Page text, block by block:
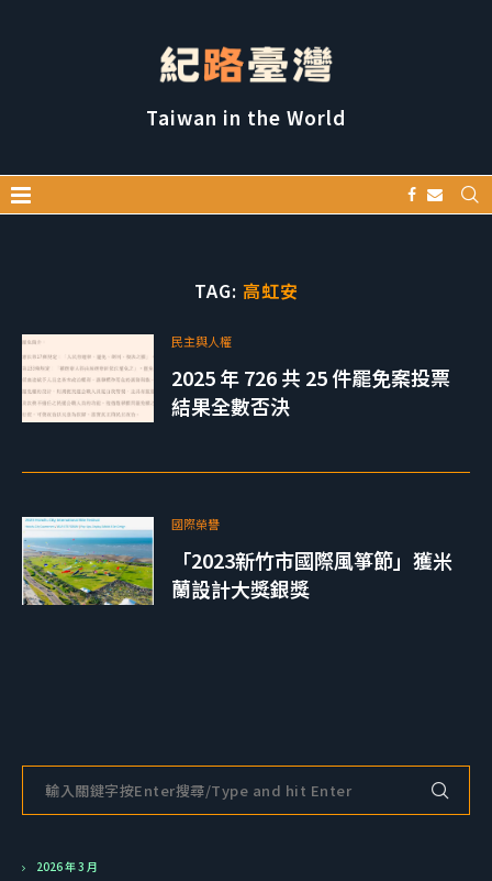
Taiwan in the World
TAG: 高虹安
民主與人權
2025 年 726 共 25 件罷免案投票
結果全數否決
國際榮譽
「2023新竹市國際風箏節」獲米
蘭設計大獎銀獎
2026 年 3 月